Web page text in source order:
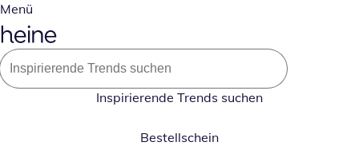
Menü
Inspirierende Trends suchen
Bestellschein